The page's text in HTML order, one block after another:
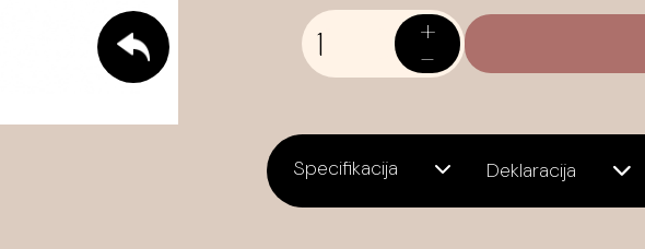
+
-
Specifikacija Deklaracija